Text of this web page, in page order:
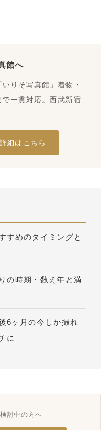
館へ
りそ写真館」着物・
で一貫対応。西武新宿
細はこちら
すめのタイミングと
の時期・数え年と満
6ヶ月の今しか撮れ
に
討中の方へ